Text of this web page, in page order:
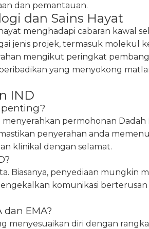
dan pemantauan.
dan Sains Hayat
menghadapi cabaran kawal
jenis projek, termasuk molekul
mengikut peringkat
yang menyokong
IND
penting?
permohonan Dadah
penyerahan anda
klinikal dengan selamat.
Biasanya, penyediaan mungkin
komunikasi
EMA?
menyesuaikan diri dengan